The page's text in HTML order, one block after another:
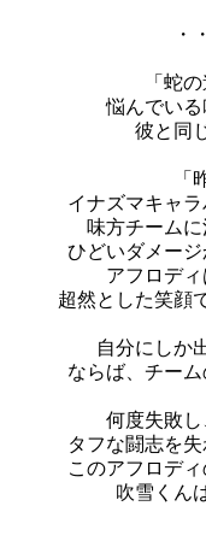
・
「蛇
悩んでい
彼と同
「
イナズマキャ
味方チーム
ひどいダメー
アフロデ
超然とした笑顔
自分にしか
ならば、チー
何度失敗
タフな闘志を
このアフロデ
吹雪くん